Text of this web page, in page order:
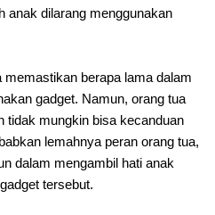
anak dilarang menggunakan
berapa lama dalam
gadget. Namun, orang tua
tidak mungkin bisa kecanduan
lemahnya peran orang tua,
dalam mengambil hati anak
tersebut.